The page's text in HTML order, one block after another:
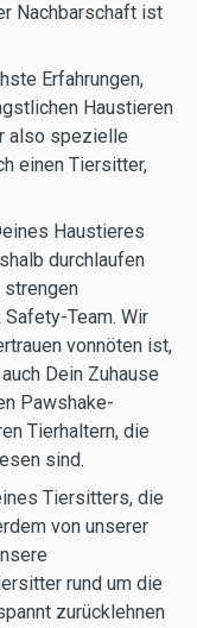
Nachbarschaft ist
Erfahrungen,
Haustieren
also spezielle
einen Tiersitter,
Haustieres
durchlaufen
Team. Wir
vonnöten ist,
Dein Zuhause
Pawshake-
Tierhaltern, die
sind.
Tiersitters, die
von unserer
rund um die
zurücklehnen